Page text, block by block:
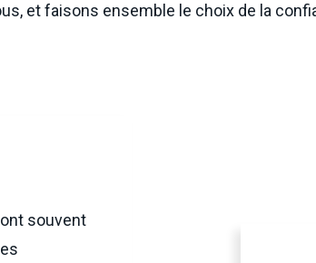
et faisons ensemble le choix de la
souvent